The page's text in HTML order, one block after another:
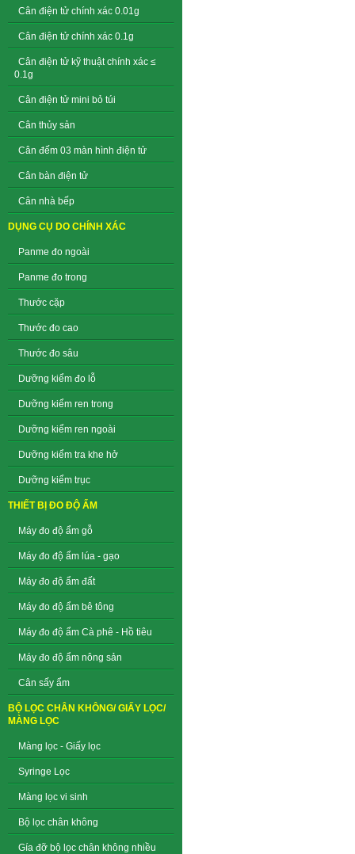
Cân điện tử chính xác 0.01g
Cân điện tử chính xác 0.1g
Cân điện tử kỹ thuật chính xác ≤
0.1g
Cân điện tử mini bỏ túi
Cân thủy sản
Cân đếm 03 màn hình điện tử
Cân bàn điện tử
Cân nhà bếp
DỤNG CỤ DO CHÍNH XÁC
Panme đo ngoài
Panme đo trong
Thước cặp
Thước đo cao
Thước đo sâu
Dưỡng kiểm đo lỗ
Dưỡng kiểm ren trong
Dưỡng kiểm ren ngoài
Dưỡng kiểm tra khe hở
Dưỡng kiểm trục
THIẾT BỊ ĐO ĐỘ ẨM
Máy đo độ ẩm gỗ
Máy đo độ ẩm lúa - gạo
Máy đo độ ẩm đất
Máy đo độ ẩm bê tông
Máy đo độ ẩm Cà phê - Hồ tiêu
Máy đo độ ẩm nông sản
Cân sấy ẩm
BỘ LỌC CHÂN KHÔNG/ GIẤY LỌC/
MÀNG LỌC
Màng lọc - Giấy lọc
Syringe Lọc
Màng lọc vi sinh
Bộ lọc chân không
Gía đỡ bộ lọc chân không nhiều